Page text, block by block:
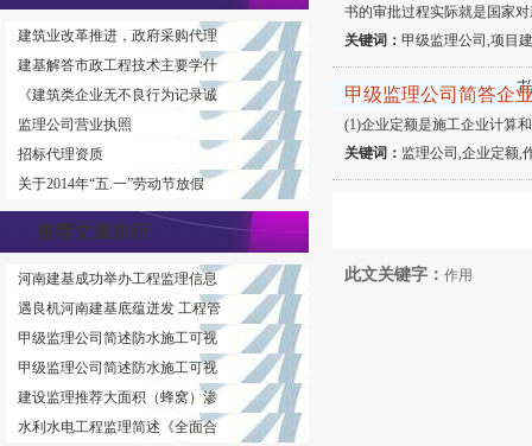
建筑业改革推进，政府采购代理
建基解答市政工程技术主要学什
《建筑类企业无不良行为记录诚
监理公司营业执照
招标代理资质
关于2014年“五.一”劳动节放假
推荐文章排行
河南建基成功举办工程监理信息
遇良机河南建基底蕴迸发 工程管
甲级监理公司简述防水施工可视
甲级监理公司简述防水施工可视
建设监理推荐大面积（蜂窝）渗
水利水电工程监理简述《全面合
书的审批过程实际就是国家
关键词： 甲级监理公司,项目
甲级监理公司简答企
(1)企业定额是施工企业计算
关键词： 监理公司,企业定额,
此文关键字： 作用